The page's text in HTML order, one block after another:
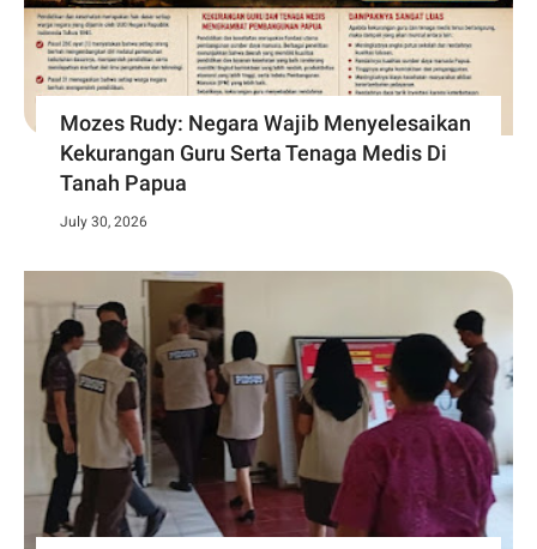
Mozes Rudy: Negara Wajib Menyelesaikan
Kekurangan Guru Serta Tenaga Medis Di
Tanah Papua
July 30, 2026